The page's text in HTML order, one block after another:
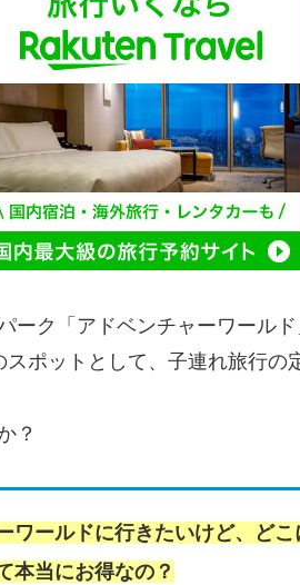
ーク「アドベンチャーワール
ポットとして、子連れ旅行の
？
ワールドに行きたいけど、どこ
本当にお得なの？